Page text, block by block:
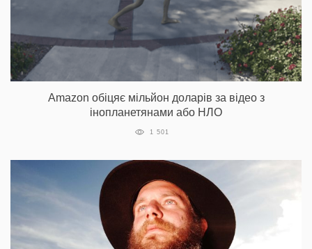
Amazon обіцяє мільйон доларів за відео з
інопланетянами або НЛО
1 501